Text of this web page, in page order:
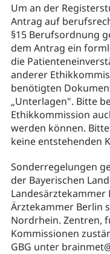
Um an der
Antrag auf
§15 Berufsordnung
dem Antrag ein
die
anderer
benötigten
„Unterlagen". Bitte
Ethikkommission
werden können.
keine entstehenden
Sonderregelungen
der Bayerischen
Ärztekammer Berlin
Nordrhein. Zentren,
Kommissionen
GBG unter